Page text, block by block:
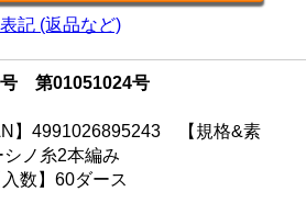
記 (返品など)
第01051024号
】4991026895243 【規格&素
ノ糸2本編み
数】60ダース